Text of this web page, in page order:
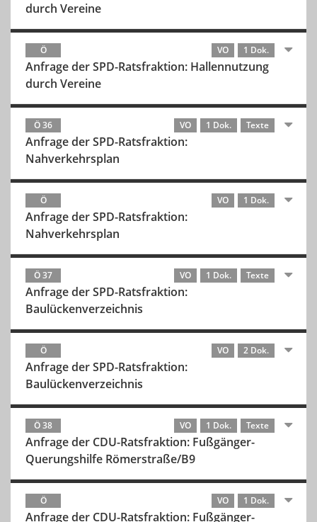
durch Vereine
Ö VO 1 Dok.
Anfrage der SPD-Ratsfraktion: Hallennutzung
durch Vereine
Ö 36 VO 1 Dok. Texte
Anfrage der SPD-Ratsfraktion:
Nahverkehrsplan
Ö VO 1 Dok.
Anfrage der SPD-Ratsfraktion:
Nahverkehrsplan
Ö 37 VO 1 Dok. Texte
Anfrage der SPD-Ratsfraktion:
Baulückenverzeichnis
Ö VO 2 Dok.
Anfrage der SPD-Ratsfraktion:
Baulückenverzeichnis
Ö 38 VO 1 Dok. Texte
Anfrage der CDU-Ratsfraktion: Fußgänger-
Querungshilfe Römerstraße/B9
Ö VO 1 Dok.
Anfrage der CDU-Ratsfraktion: Fußgänger-